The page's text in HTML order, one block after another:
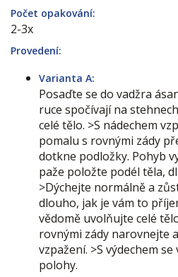
Počet opakování:
2-3x
Provedení:
Varianta A:
Posaďte se do vadžra
ruce spočívají na
celé tělo. >S nádechem
pomalu s rovnými zády
dotkne podložky. Pohyb
paže položte podél těla,
>Dýchejte normálně a
dlouho, jak je vám to
vědomě uvolňujte celé
rovnými zády narovnejte
vzpažení. >S výdechem
polohy.